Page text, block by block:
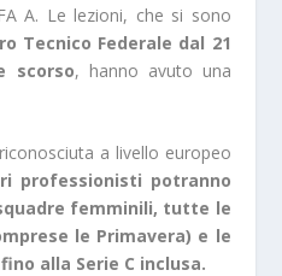
A. Le lezioni, che si sono
Tecnico Federale dal 21
scorso, hanno avuto una
a livello europeo
professionisti potranno
femminili, tutte le
le Primavera) e le
alla Serie C inclusa.